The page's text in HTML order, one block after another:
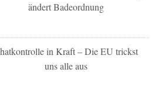
ändert Badeordnung
in Kraft – Die EU trickst
uns alle aus